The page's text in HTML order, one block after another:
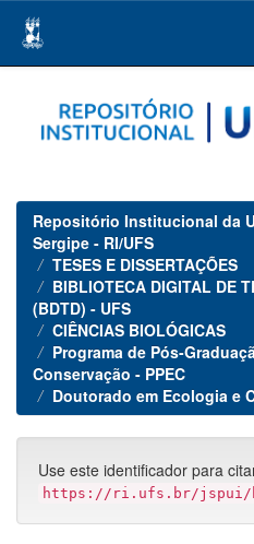
navigation
Repositório Institucional da
Sergipe - RI/UFS
TESES E DISSERTAÇÕES
BIBLIOTECA DIGITAL DE
(BDTD) - UFS
CIÊNCIAS BIOLÓGICAS
Programa de Pós-
Conservação - PPEC
Doutorado em Ecologia e
Use este identificador para
https://ri.ufs.br/jspui/